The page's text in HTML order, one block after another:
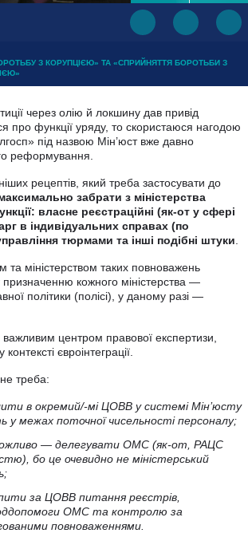
З КОРУПЦІЄЮ» ТА «СПРИЙНЯТТЯ БОРОТЬБИ З
через олію й локшину дав привід
про функції уряду, то скористаюся нагодою
під назвою Мін’юст вже давно
реформування.
рецептів, який треба застосувати до
забрати з міністерства
власне реєстраційні (як-от у сфері
в індивідуальних справах (по
тюрмами та інші подібні штуки
та міністерством таких повноважень
кожного міністерства —
політики (полісі), у даному разі —
важливим центром правової експертизи,
євроінтеграції.
треба:
в окремий/-мі ЦОВВ у системі Мін’юсту
у межах поточної чисельності персоналу;
— делегувати ОМС (як-от, РАЦС
бо це очевидно не міністерський
за ЦОВВ питання реєстрів,
ОМС та контролю за
повноваженнями.